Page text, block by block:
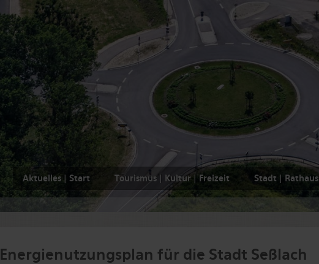
Aktuelles | Start Tourismus | Kultur | Freizeit Stadt | Rathaus
Energienutzungsplan für die Stadt Seßlach